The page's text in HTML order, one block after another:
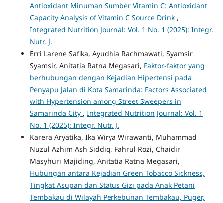
Antioxidant Minuman Sumber Vitamin C: Antioxidant
Capacity Analysis of Vitamin C Source Drink ,
Integrated Nutrition Journal: Vol. 1 No. 1 (2025): Integr.
Nutr. J.
Erri Larene Safika, Ayudhia Rachmawati, Syamsir
Syamsir, Anitatia Ratna Megasari, Faktor-faktor yang
berhubungan dengan Kejadian Hipertensi pada
Penyapu Jalan di Kota Samarinda: Factors Associated
with Hypertension among Street Sweepers in
Samarinda City , Integrated Nutrition Journal: Vol. 1
No. 1 (2025): Integr. Nutr. J.
Karera Aryatika, Ika Wirya Wirawanti, Muhammad
Nuzul Azhim Ash Siddiq, Fahrul Rozi, Chaidir
Masyhuri Majiding, Anitatia Ratna Megasari,
Hubungan antara Kejadian Green Tobacco Sickness,
Tingkat Asupan dan Status Gizi pada Anak Petani
Tembakau di Wilayah Perkebunan Tembakau, Puger,